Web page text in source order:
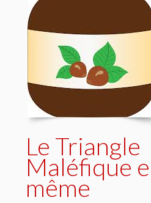
Le Triangle
Maléfique
même